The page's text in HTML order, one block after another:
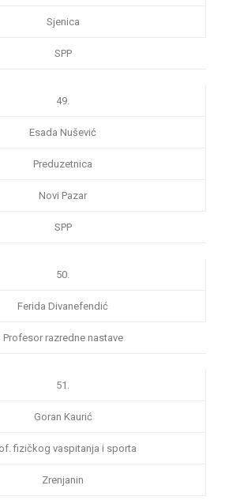
Sjenica
SPP
49.
Esada Nušević
Preduzetnica
Novi Pazar
SPP
50.
Ferida Divanefendić
Profesor razredne nastave
51.
Goran Kaurić
fizičkog vaspitanja i sporta
Zrenjanin